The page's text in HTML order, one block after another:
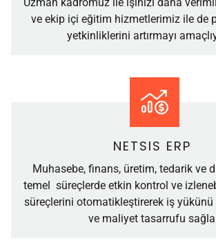
ve ekip içi eğitim hizmetlerimiz ile de
yetkinliklerini artırmayı
NETSIS ERP
Muhasebe, finans, üretim, tedarik ve
temel süreçlerde etkin kontrol ve
süreçlerini otomatikleştirerek iş yükünü
ve maliyet tasarrufu